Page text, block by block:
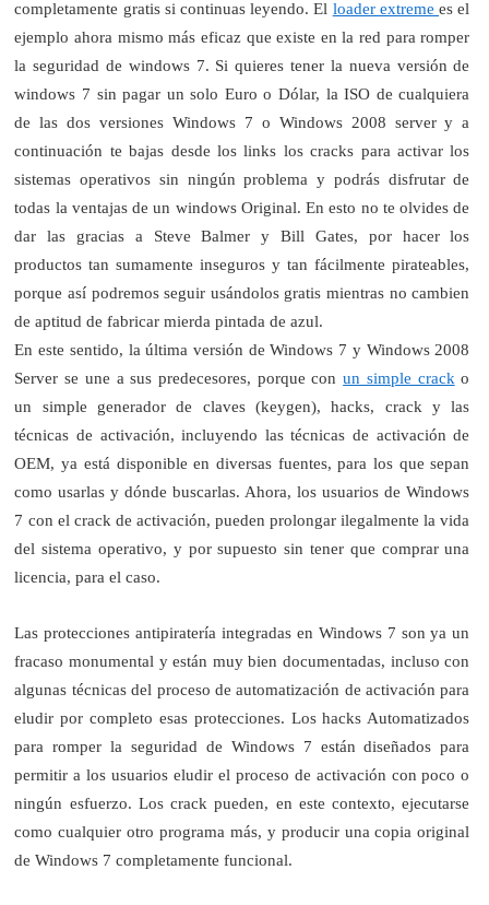
completamente gratis si continuas leyendo. El loader extremees el
ejemplo ahora mismo más eficaz que existe en la red para romper
la seguridad de windows 7. Si quieres tener la nueva versión de
windows 7 sin pagar un solo Euro o Dólar, la ISO de cualquiera
de las dos versiones Windows 7 o Windows 2008 server y a
continuación te bajas desde los links los cracks para activar los
sistemas operativos sin ningún problema y podrás disfrutar de
todas la ventajas de un windows Original. En esto no te olvides de
dar las gracias a Steve Balmer y Bill Gates, por hacer los
productos tan sumamente inseguros y tan fácilmente pirateables,
porque así podremos seguir usándolos gratis mientras no cambien
de aptitud de fabricar mierda pintada de azul.
En este sentido, la última versión de Windows 7 y Windows 2008
Server se une a sus predecesores, porque conun simple crack o
un simple generador de claves (keygen), hacks, crack y las
técnicas de activación, incluyendo las técnicas de activación de
OEM, ya está disponible en diversas fuentes, para los que sepan
como usarlas y dónde buscarlas. Ahora, los usuarios de Windows
7 con el crack de activación, pueden prolongar ilegalmente la vida
del sistema operativo, y por supuesto sin tener que comprar una
licencia, para el caso.
Las protecciones antipiratería integradas en Windows 7 son ya un
fracaso monumental y están muy bien documentadas, incluso con
algunas técnicas del proceso de automatización de activación para
eludir por completo esas protecciones. Los hacks Automatizados
para romper la seguridad de Windows 7 están diseñados para
permitir a los usuarios eludir el proceso de activación con poco o
ningún esfuerzo. Los crack pueden, en este contexto, ejecutarse
como cualquier otro programa más, y producir una copia original
de Windows 7 completamente funcional.